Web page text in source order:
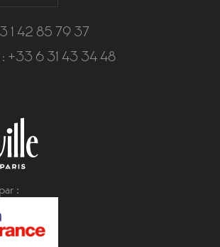
1 42 85 79 37
: +33 6 31 43 34 48
: